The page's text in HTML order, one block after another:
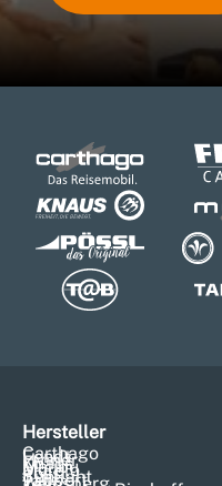
Hersteller
Carthago
Fendt
Hymer
Knaus
Malibu
Morelo
Pössl
Sunlight
Tabbert